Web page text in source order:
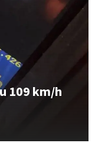
109 km/h